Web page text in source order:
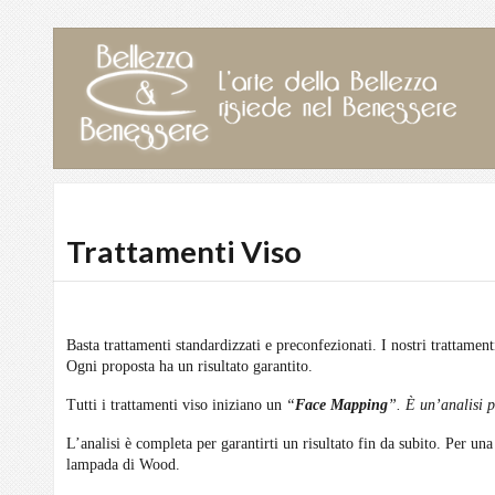
Trattamenti Viso
Basta trattamenti standardizzati e preconfezionati. I nostri
Ogni proposta ha un risultato garantito.
Tutti i trattamenti viso iniziano un “Face Mapping”. È un’analisi
L’analisi è completa per garantirti un risultato fin da subito. Per
lampada di Wood.